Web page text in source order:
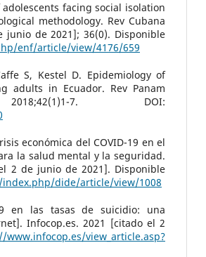
adolescents facing social isolation
methodology. Rev Cubana
junio de 2021]; 36(0). Disponible
enf/article/view/4176/659
S, Kestel D. Epidemiology of
adults in Ecuador. Rev Panam
7. DOI:
económica del COVID-19 en el
la salud mental y la seguridad.
2 de junio de 2021]. Disponible
dide/article/view/1008
en las tasas de suicidio: una
Infocop.es. 2021 [citado el 2
www.infocop.es/view_article.asp?